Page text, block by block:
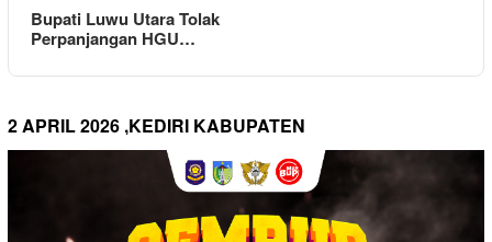
Bupati Luwu Utara Tolak
Perpanjangan HGU…
2 APRIL 2026 ,KEDIRI KABUPATEN